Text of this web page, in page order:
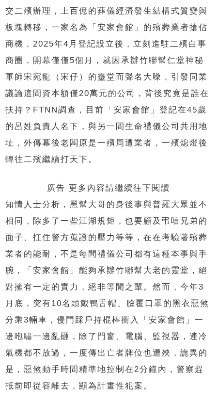
交二殯辦理，上百億的葬儀經濟發生結構式質變與
板塊轉移，一家名為
「安家會館 」 的殯葬業者搶佔
商機，2025年4 月登記設立後，立刻進駐二殯白事
商圈，開幕僅僅 5個月，就 因承辦竹聯幫仁堂神秘
軍師宋宛龍（宋仔）的靈堂而聲名大噪，引發同業
議論這間資本額僅20萬元的公司，背後究竟是誰在
扶持？ FTNN調查，目前 「安家會館 」登記在45歲
的呂姓負責人名下，與另一間生命禮儀公司共用地
址，外傳幕後老闆原是一殯周遭業者，一殯熄燈後
轉往二殯繼續打天下。
廣告 更多內容請繼續往下閱讀
知情人士分析，黑幫大哥的身後事與普羅大眾並不
相同，除多了一些江湖規矩，也要顧及弔唁兄弟的
面子 、扛住警方蒐證的壓力等等，在在考驗著殯葬
業者的能耐，不是每間禮儀公司都有這種本事與手
腕，
「安家會館 」能夠承辦竹聯幫大老的靈堂，絕
對擁有一定的實力，絕非等閒之輩。然而，今年3
月底，突有10名頭戴鴨舌帽、臉覆口罩的黑衣惡煞
分乘3輛車，侵門踩戶持棍棒衝入 「安家會館 」一
邊咆嘯一邊亂砸，除了門窗、電腦、監視器，連冷
氣機都不放過，一度傳出亡者牌位也遭殃，詭異的
是，惡煞動手時間精準地控制在2分鐘內，警察趕
抵前即從容離去，顯為計畫性犯案。